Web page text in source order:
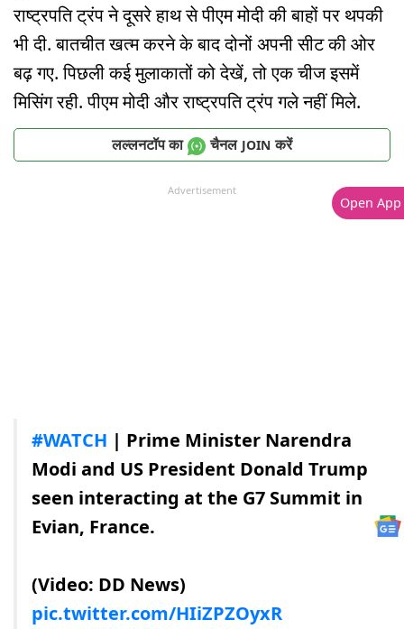
राष्ट्रपति ट्रंप ने दूसरे हाथ से पीएम मोदी की बाहों पर थपकी
भी दी. बातचीत खत्म करने के बाद दोनों अपनी सीट की ओर
बढ़ गए. पिछली कई मुलाकातों को देखें, तो एक चीज इसमें
मिसिंग रही. पीएम मोदी और राष्ट्रपति ट्रंप गले नहीं मिले.
लल्लनटॉप का चैनल JOIN करें
Advertisement
#WATCH | Prime Minister Narendra
Modi and US President Donald Trump
seen interacting at the G7 Summit in
Evian, France.
(Video: DD News)
pic.twitter.com/HIiZPZOyxR
Open App